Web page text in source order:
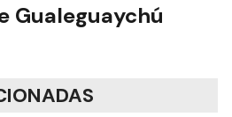
Gualeguaychú